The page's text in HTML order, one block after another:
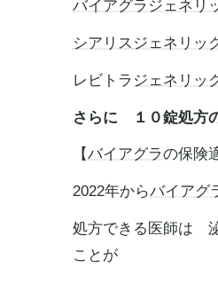
バイアグラ ジェネリ
シアリス ジェネリッ
レビトラ ジェネリッ
さらに １０錠処方
【バイアグラの保険
2022年からバイアグ
処方できる医師は
ことが